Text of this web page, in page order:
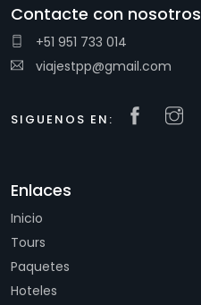
Contacte con nosotros
+51 951 733 014
viajestpp@gmail.com
SIGUENOS EN:
Enlaces
Inicio
Tours
Paquetes
Hoteles